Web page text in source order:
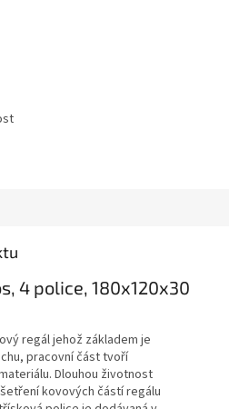
4 police, 180x120x30
regál jehož základem je
pracovní část tvoří
Dlouhou životnost
kovových částí regálu